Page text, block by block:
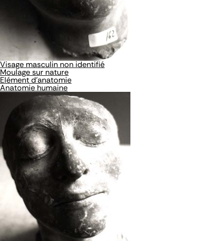
Visage masculin non identifié
Moulage sur nature
Elément d'anatomie
Anatomie humaine